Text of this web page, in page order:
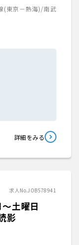
(東京－熱海)/南武
詳細をみる
求人No.JOB578941
～土曜日
影